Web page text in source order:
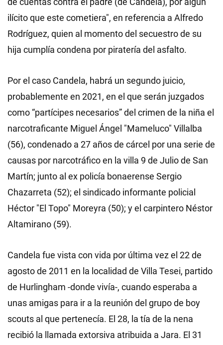
ilícito que este cometiera", en referencia a Alfredo
Rodríguez, quien al momento del secuestro de su
hija cumplía condena por piratería del asfalto.
Por el caso Candela, habrá un segundo juicio,
probablemente en 2021, en el que serán juzgados
como “partícipes necesarios” del crimen de la niña el
narcotraficante Miguel Ángel "Mameluco" Villalba
(56), condenado a 27 años de cárcel por una serie de
causas por narcotráfico en la villa 9 de Julio de San
Martín; junto al ex policía bonaerense Sergio
Chazarreta (52); el sindicado informante policial
Héctor "El Topo" Moreyra (50); y el carpintero Néstor
Altamirano (59).
Candela fue vista con vida por última vez el 22 de
agosto de 2011 en la localidad de Villa Tesei, partido
de Hurlingham -donde vivía-, cuando esperaba a
unas amigas para ir a la reunión del grupo de boy
scouts al que pertenecía. El 28, la tía de la nena
recibió la llamada extorsiva atribuida a Jara. El 31